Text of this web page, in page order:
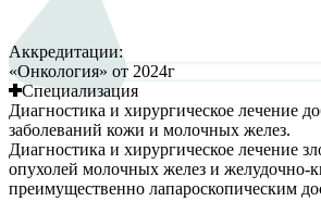
Аккредитации:
«Онкология» от 2024г
Специализация
Диагностика и хирургическое лечение
заболеваний кожи и молочных желез.
Диагностика и хирургическое лечение
опухолей молочных желез и желудочно-
преимущественно лапароскопическим